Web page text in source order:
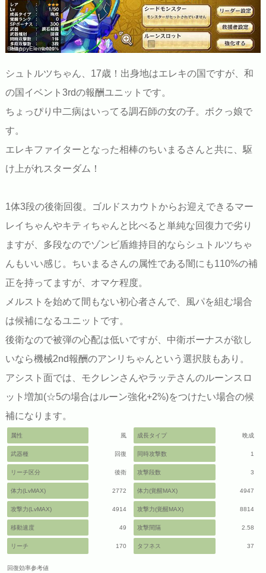
©HappyElements
シュトルツちゃん、17歳！出身地はエレキの国ですが、和
の国イベント3rdの報酬ユニットです。
ちょっぴり中二病はいってる調石師の女の子。ボクっ娘で
す。
エレキファイターとなった相棒のちいまるさんと共に、駆
け上がれスターダム！
1体3段の後衛回復。ゴルドスカウトからお迎えできるマー
レイちゃんやキティちゃんと比べると単純な回復力で劣り
ますが、多段なのでゾンビ盾維持目的ならシュトルツちゃ
んもいい感じ。ちいまるさんの属性である闇にも110%の補
正を持ってますが、オマケ程度。
メルストを始めて間もない初心者さんで、風パを組む場合
は候補になるユニットです。
後衛なので被弾の心配は低いですが、中衛ボーナスが欲し
いなら機械2nd報酬のアンリちゃんという選択肢もあり。
アシスト面では、モクレンさんやラッテさんのルーンスロ
ット増加(☆5の場合はルーン強化+2%)をつけたい場合の候
補になります。
属性 風 成長タイプ 晩成
武器種 回復 同時攻撃数 1
リーチ区分 後衛 攻撃段数 3
体力(LvMAX) 2772 体力(覚醒MAX) 4947
攻撃力(LvMAX) 4914 攻撃力(覚醒MAX) 8814
移動速度 49 攻撃間隔 2.58
リーチ 170 タフネス 37
回復効率参考値